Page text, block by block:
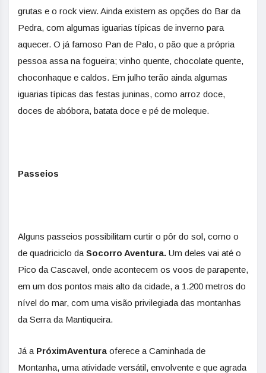
grutas e o rock view. Ainda existem as opções do Bar da
Pedra, com algumas iguarias típicas de inverno para
aquecer. O já famoso Pan de Palo, o pão que a própria
pessoa assa na fogueira; vinho quente, chocolate quente,
choconhaque e caldos. Em julho terão ainda algumas
iguarias típicas das festas juninas, como arroz doce,
doces de abóbora, batata doce e pé de moleque.
Passeios
Alguns passeios possibilitam curtir o pôr do sol, como o
de quadriciclo da Socorro Aventura. Um deles vai até o
Pico da Cascavel, onde acontecem os voos de parapente,
em um dos pontos mais alto da cidade, a 1.200 metros do
nível do mar, com uma visão privilegiada das montanhas
da Serra da Mantiqueira.
Já a PróximAventura oferece a Caminhada de
Montanha, uma atividade versátil, envolvente e que agrada